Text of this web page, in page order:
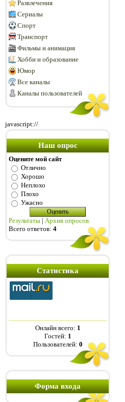
Развлечения
Сериалы
Спорт
Транспорт
Фильмы и анимация
Хобби и образование
Юмор
Все каналы
Каналы пользователей
javascript://
Наш опрос
Оцените мой сайт
Отлично
Хорошо
Неплохо
Плохо
Ужасно
Результаты | Архив опросов
Всего ответов: 4
Статистика
Онлайн всего: 1
Гостей: 1
Пользователей: 0
Форма входа